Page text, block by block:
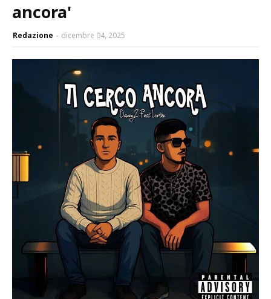
ancora'
Redazione dicembre 04, 2025